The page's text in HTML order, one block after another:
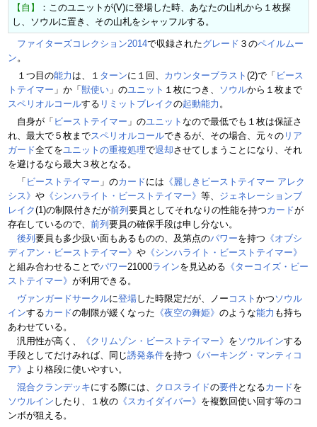
【自】
：このユニットが(V)に登場した時、あなたの山札から１枚探
し、ソウルに置き、その山札をシャッフルする。
ファイターズコレクション2014で収録されたグレード ３のペイルムー
ン。
１つ目の能力 は、１ ターンに１回、 カウンターブラスト (2)で「 ビース
トテイマー 」か「 獣使い 」のユニット １枚につき、 ソウルから１枚まで
スペリオルコールする リミットブレイクの起動能力 。
自身が「 ビーストテイマー 」のユニット なので最低でも１枚は保証さ
れ、最大で５枚までスペリオルコールできるが、その場合、元々の リア
ガード全てをユニットの重複処理で退却させてしまうことになり、それ
を避けるなら最大３枚となる。
「 ビーストテイマー 」のカードには 《麗しきビーストテイマー アレク
シス》 や 《シンハライト・ビーストテイマー》 等、 ジェネレーションブ
レイク(1)の制限付きだが前列 要員としてそれなりの性能を持つカードが
存在しているので、 前列 要員の確保手段は申し分ない。
後列 要員も多少扱い面もあるものの、及第点のパワーを持つ 《オブシ
ディアン・ビーストテイマー》 や 《シンハライト・ビーストテイマー》
と組み合わせることでパワー21000ラインを見込める 《ターコイズ・ビー
ストテイマー》 が利用できる。
ヴァンガードサークルに登場した時限定だが、ノー コスト かつ ソウル
インするカードの制限が緩くなった 《夜空の舞姫》 のような能力 も持ち
あわせている。
汎用性が高く、
《クリムゾン・ビーストテイマー》 を ソウルインする
手段としてだけみれば、同じ誘発条件を持つ 《バーキング・マンティコ
ア》 より格段に使いやすい。
混合クランデッキにする際には、 クロスライドの要件となるカードを
ソウルイン したり、１枚の 《スカイダイバー》 を複数回使い回す等のコ
ンボが狙える。